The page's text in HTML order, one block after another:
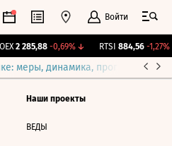
Войти
2 285,88 -0,69%↓ RTSI 884,56 -1,27%
меры, динамика, прогнозы
Наши проекты
ВЕДЫ